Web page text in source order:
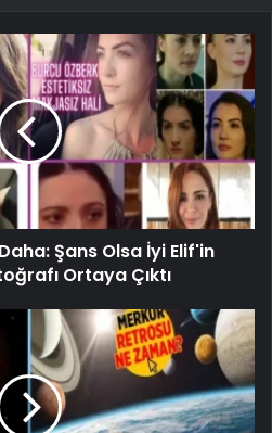
Şans Olsa İyi Elif'in
Ortaya Çıktı